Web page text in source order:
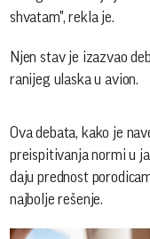
shvatam", rekla je.
Njen stav je izazvao
ranijeg ulaska u avion.
Ova debata, kako je
preispitivanja normi u
daju prednost
najbolje rešenje.